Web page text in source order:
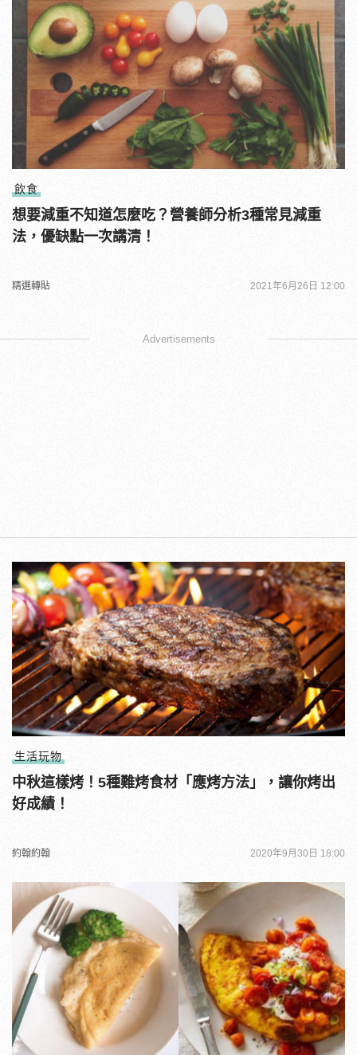
飲食
想要減重不知道怎麼吃？營養師分析3種常見減重
法，優缺點一次講清！
精選轉貼 2021年6月26日 12:00
Advertisements
生活玩物
中秋這樣烤！5種難烤食材「應烤方法」，讓你烤出
好成績！
約翰約翰 2020年9月30日 18:00